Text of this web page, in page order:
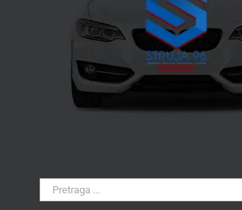
Search
for: